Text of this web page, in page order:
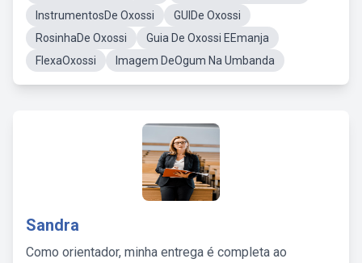
InstrumentosDe Oxossi
GUIDe Oxossi
RosinhaDe Oxossi
Guia De Oxossi EEmanja
FlexaOxossi
Imagem DeOgum Na Umbanda
Sandra
Como orientador, minha entrega é completa ao